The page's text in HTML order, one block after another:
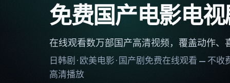
免费国产电影电
在线观看数万部国产高清视频，覆盖动作、
日韩剧 · 欧美电影 · 国产剧免费在线观看 — 不
高清播放